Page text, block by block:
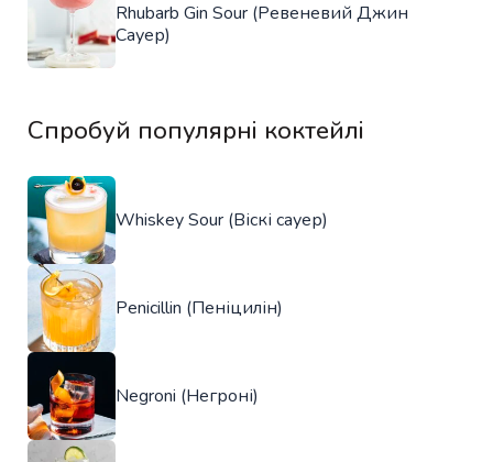
Rhubarb Gin Sour (Ревеневий Джин
Сауер)
Спробуй популярні коктейлі
Whiskey Sour (Віскі сауер)
Penicillin (Пеніцилін)
Negroni (Негроні)